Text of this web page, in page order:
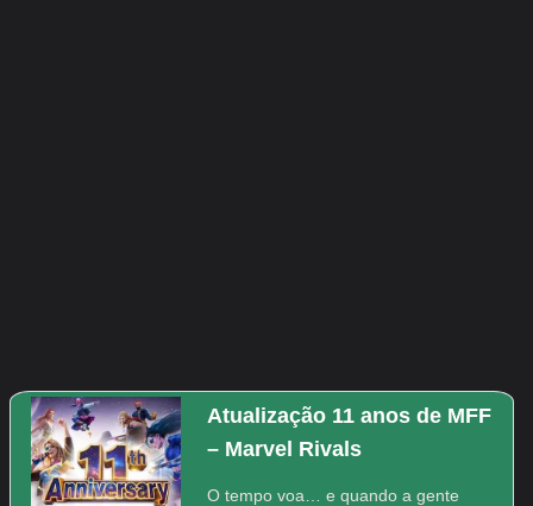
Atualização 11 anos de MFF
– Marvel Rivals
O tempo voa… e quando a gente